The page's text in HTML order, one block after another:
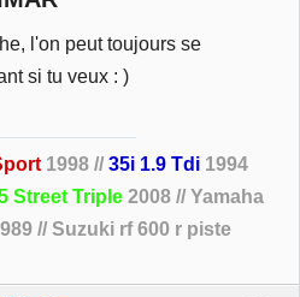
l'on peut toujours se
si tu veux : )
1998 // 35i 1.9 Tdi 1994
Street Triple 2008 // Yamaha
// Suzuki rf 600 r piste